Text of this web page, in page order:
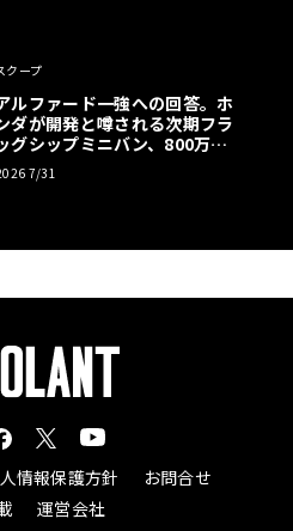
クープ
ルファード一強への回答。ホ
ダが開発と噂される次期フラ
グシップミニバン、800万円
の勝算【予想CG】
7/31
情報保護方針
お問合せ
運営会社